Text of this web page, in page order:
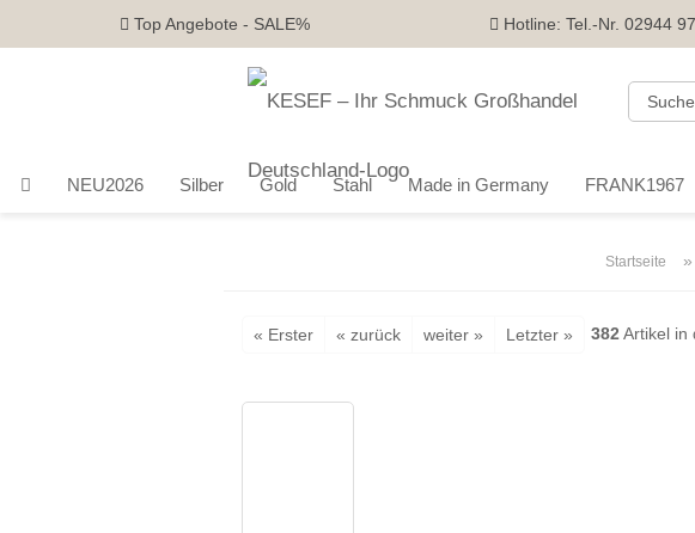
Top Angebote - SALE% Hotline: Tel.-Nr. 02944
NEU2026 Silber Gold Stahl Made in Germany FRANK1967
Startseite »
« Erster « zurück weiter » Letzter » 382 Artikel in